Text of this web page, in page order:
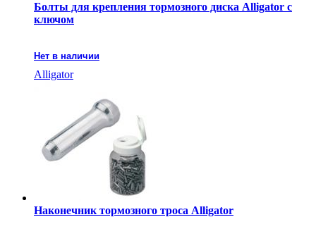
Болты для крепления тормозного диска Alligator с
ключом
Нет в наличии
Alligator
Наконечник тормозного троса Alligator